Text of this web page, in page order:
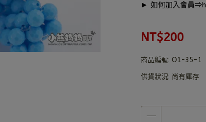
► 如何加入會員⇒
NT$200
商品編號: O1-35-1
供貨狀況: 尚有庫存